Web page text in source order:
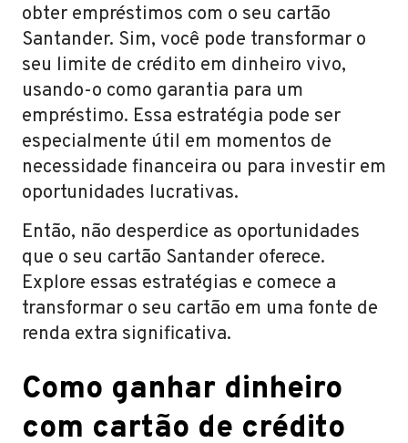
obter empréstimos com o seu cartão
Santander. Sim, você pode transformar o
seu limite de crédito em dinheiro vivo,
usando-o como garantia para um
empréstimo. Essa estratégia pode ser
especialmente útil em momentos de
necessidade financeira ou para investir em
oportunidades lucrativas.
Então, não desperdice as oportunidades
que o seu cartão Santander oferece.
Explore essas estratégias e comece a
transformar o seu cartão em uma fonte de
renda extra significativa.
Como ganhar dinheiro
com cartão de crédito